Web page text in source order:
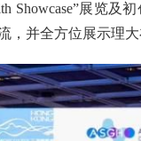
Showcase”展览及
，并全方位展示理